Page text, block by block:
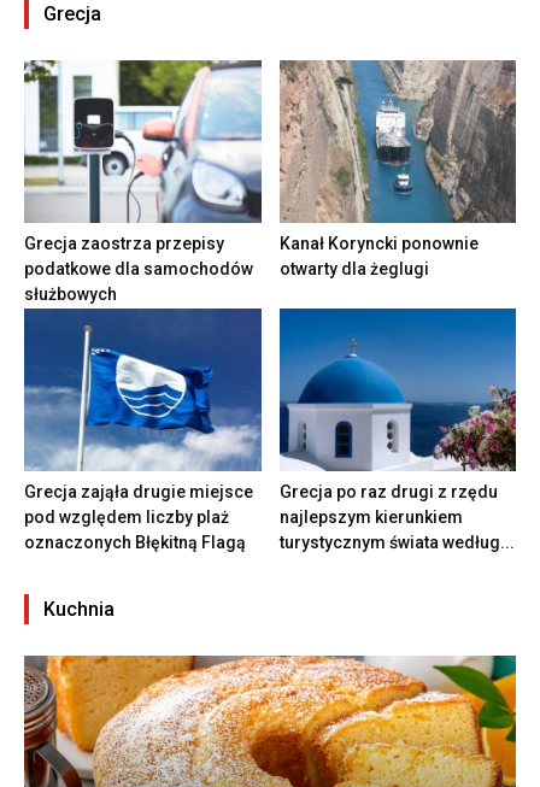
Grecja
Grecja zaostrza przepisy
podatkowe dla samochodów
służbowych
Kanał Koryncki ponownie
otwarty dla żeglugi
Grecja zająła drugie miejsce
pod względem liczby plaż
oznaczonych Błękitną Flagą
Grecja po raz drugi z rzędu
najlepszym kierunkiem
turystycznym świata według...
Kuchnia